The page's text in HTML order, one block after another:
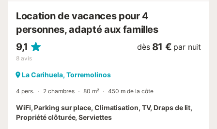
Location de vacances pour 4
personnes, adapté aux familles
9,1
8 avis
dès 81 € par nuit
La Carihuela, Torremolinos
4 pers. 2 chambres 80 m² 450 m de la côte
WiFi, Parking sur place, Climatisation, TV, Draps de lit,
Propriété clôturée, Serviettes